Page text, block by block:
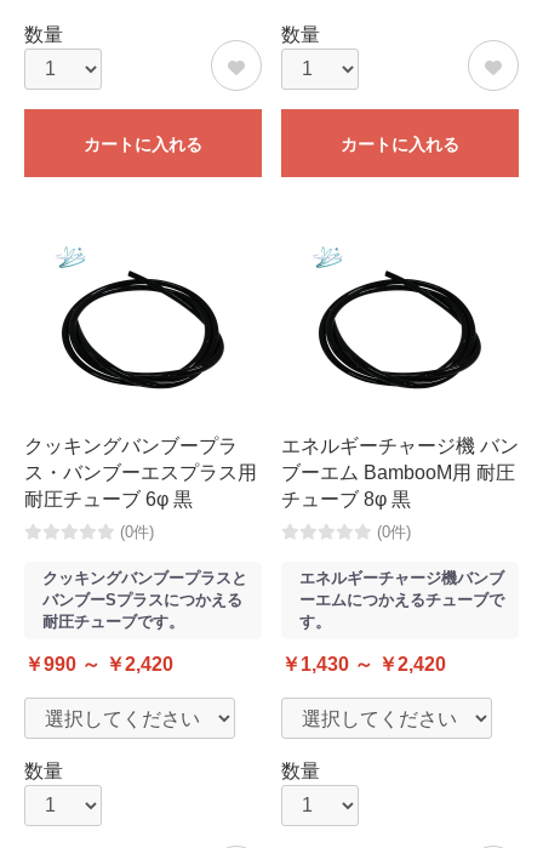
数量
カートに入れる
数量
カートに入れる
クッキングバンブープラ
ス・バンブーエスプラス用
耐圧チューブ 6φ 黒
(0件)
クッキングバンブープラスと
バンブーSプラスにつかえる
耐圧チューブです。
￥990 ～ ￥2,420
数量
エネルギーチャージ機 バン
ブーエム BambooM用 耐圧
チューブ 8φ 黒
(0件)
エネルギーチャージ機バンブ
ーエムにつかえるチューブで
す。
￥1,430 ～ ￥2,420
数量